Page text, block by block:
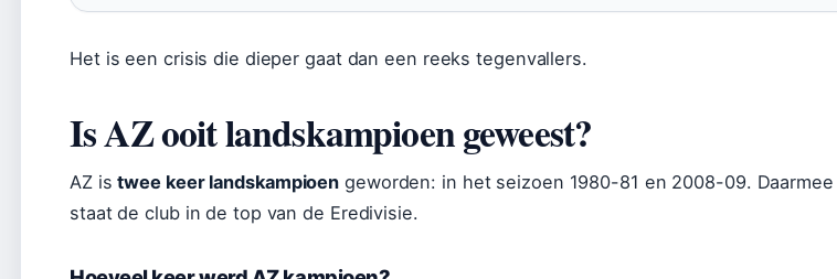
Het is een crisis die dieper gaat dan een reeks tegenvallers.
Is AZ ooit landskampioen geweest?
AZ istwee keer landskampioen geworden: in het seizoen 1980-81 en 2008-09. Daarmee
staat de club in de top van de Eredivisie.